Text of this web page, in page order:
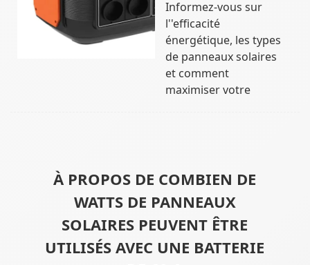
Informez-vous sur
l''efficacité
énergétique, les types
de panneaux solaires
et comment
maximiser votre
À PROPOS DE COMBIEN DE
WATTS DE PANNEAUX
SOLAIRES PEUVENT ÊTRE
UTILISÉS AVEC UNE BATTERIE